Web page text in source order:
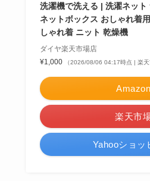
洗濯機で洗える | 洗濯ネッ
ネットボックス おしゃれ着
しゃれ着 ニット 乾燥機
ダイヤ楽天市場店
¥1,000
（2026/08/06 04:17時点 | 楽天
Amazon
楽天市
Yahooショッ